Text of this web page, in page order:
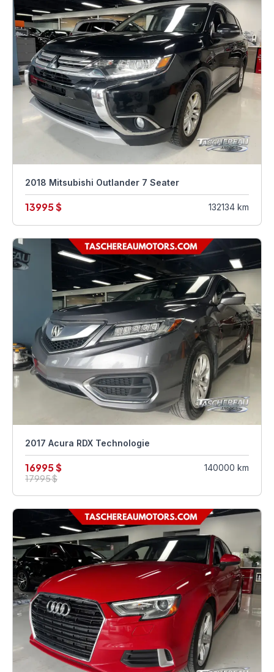
2018 Mitsubishi Outlander 7 Seater
13995 $ 132134 km
2017 Acura RDX Technologie
16995 $
17995 $
140000 km